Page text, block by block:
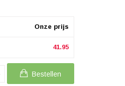
Onze prijs
41.95
Bestellen